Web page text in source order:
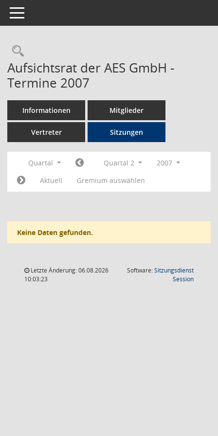
Toggle navigation
Rechercheauswahl
Aufsichtsrat der AES GmbH -
Termine 2007
Informationen Mitglieder
Vertreter Sitzungen
Quartal Quartal 2
2007
Aktuell
Gremium auswählen
Keine Daten gefunden.
Letzte Änderung: 06.08.2026
10:03:23
Software:Sitzungsdienst
Session(Wird in